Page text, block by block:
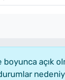
açık